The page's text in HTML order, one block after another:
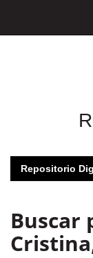
Repositorio
Buscar